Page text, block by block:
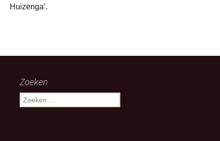
Huizenga’.
Zoeken
Zoeken
naar: